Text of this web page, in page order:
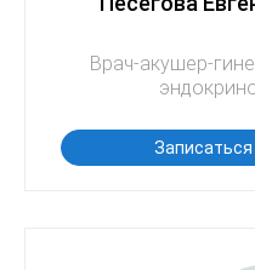
Врач-акушер-